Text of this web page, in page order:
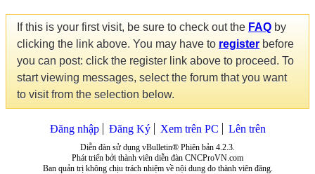
If this is your first visit, be sure to check out the FAQ by
clicking the link above. You may have to register before
you can post: click the register link above to proceed. To
start viewing messages, select the forum that you want
to visit from the selection below.
Đăng nhập Đăng Ký Xem trên PC Lên trên
Diễn đàn sử dụng vBulletin® Phiên bản 4.2.3.
Phát triển bởi thành viên diễn đàn CNCProVN.com
Ban quản trị không chịu trách nhiệm về nội dung do thành viên đăng.